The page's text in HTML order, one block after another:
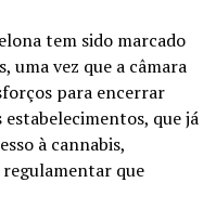
tem sido marcado
uma vez que a câmara
para encerrar
estabelecimentos, que já
à cannabis,
que